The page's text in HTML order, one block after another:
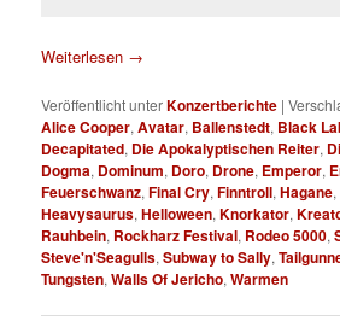
Weiterlesen →
Veröffentlicht unterKonzertberichte |
Alice Cooper,Avatar, Ballenstedt, Black
Decapitated, Die Apokalyptischen Reiter,
Dogma, Dominum, Doro, Drone, Emperor,
Feuerschwanz,Final Cry,Finntroll,Hagane,
Heavysaurus,Helloween,Knorkator,
Rauhbein, Rockharz Festival, Rodeo 5000,
Steve'n'Seagulls,Subway to Sally,
Tungsten,Walls Of Jericho,Warmen